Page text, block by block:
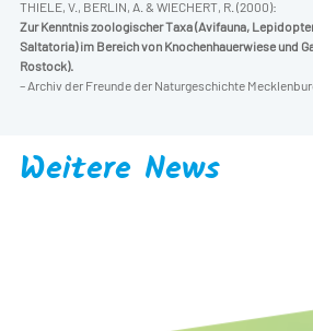
THIELE, V., BERLIN, A. & WIECHERT, R. (2000):
Zur Kenntnis zoologischer Taxa (Avifauna,
Saltatoria) im Bereich von Knochenhauerwiese und
Rostock).
– Archiv der Freunde der Naturgeschichte
Weitere News